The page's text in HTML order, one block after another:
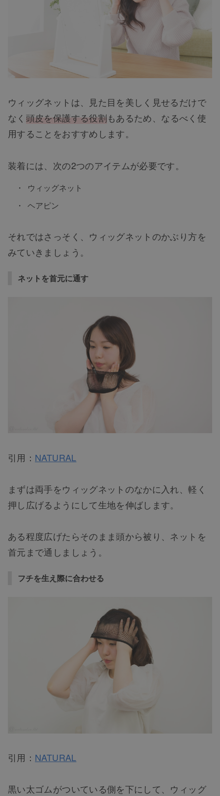
ウィッグネットは、見た目を美しく見せるだけで
なく 頭皮を保護する役割もあるため、なるべく使
用することをおすすめします。
装着には、次の2つのアイテムが必要です。
ウィッグネット
ヘアピン
それではさっそく、ウィッグネットのかぶり方を
みていきましょう。
ネットを首元に通す
引用： NATURAL
まずは両手をウィッグネットのなかに入れ、軽く
押し広げるようにして生地を伸ばします。
ある程度広げたらそのまま頭から被り、ネットを
首元まで通しましょう。
フチを生え際に合わせる
引用： NATURAL
黒い太ゴムがついている側を下にして、ウィッグ